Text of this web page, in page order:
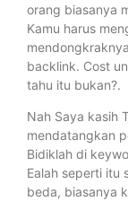
orang biasanya
Kamu harus
backlink. Cost
tahu itu bukan?.
Nah Saya kasih
mendatangkan
Bidiklah di
Ealah seperti itu
beda, biasanya